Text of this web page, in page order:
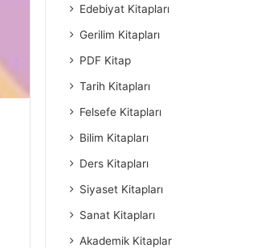
Edebiyat Kitapları
Gerilim Kitapları
PDF Kitap
Tarih Kitapları
Felsefe Kitapları
Bilim Kitapları
Ders Kitapları
Siyaset Kitapları
Sanat Kitapları
Akademik Kitaplar